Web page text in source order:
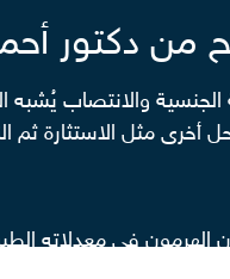
من دكتور
الجنسية والانتصاب يُشبه
أخرى مثل الاستثارة ثم
في معدلاته